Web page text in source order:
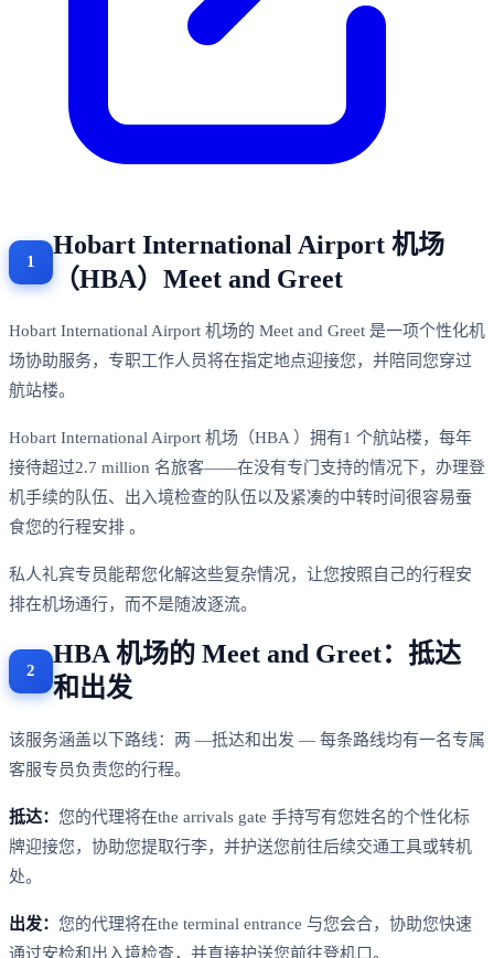
Hobart International Airport 机场
（HBA）Meet and Greet
Hobart International Airport 机场的 Meet and Greet 是一项个性化机
场协助服务，专职工作人员将在指定地点迎接您，并陪同您穿过
航站楼。
Hobart International Airport 机场（HBA ）拥有1 个航站楼，每年
接待超过2.7 million 名旅客——在没有专门支持的情况下，办理登
机手续的队伍、出入境检查的队伍以及紧凑的中转时间很容易蚕
食您的行程安排 。
私人礼宾专员能帮您化解这些复杂情况，让您按照自己的行程安
排在机场通行，而不是随波逐流。
HBA 机场的 Meet and Greet：抵达
和出发
该服务涵盖以下路线：两 —抵达和出发 — 每条路线均有一名专属
客服专员负责您的行程。
抵达： 您的代理将在the arrivals gate 手持写有您姓名的个性化标
牌迎接您，协助您提取行李，并护送您前往后续交通工具或转机
处。
出发： 您的代理将在the terminal entrance 与您会合，协助您快速
通过安检和出入境检查，并直接护送您前往登机口。